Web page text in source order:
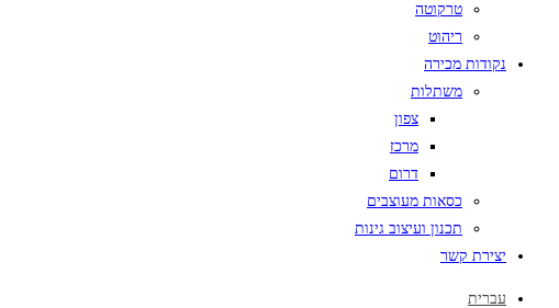
טרקוטה
ריהוט
נקודות מכירה
משתלות
צפון
מרכז
דרום
כסאות מעוצבים
תכנון ועיצוב גינות
יצירת קשר
עברית